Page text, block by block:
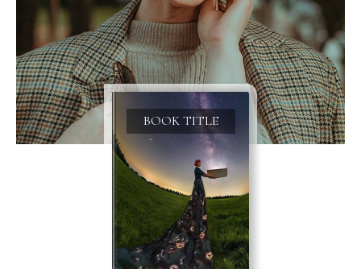
BOOK TITLE